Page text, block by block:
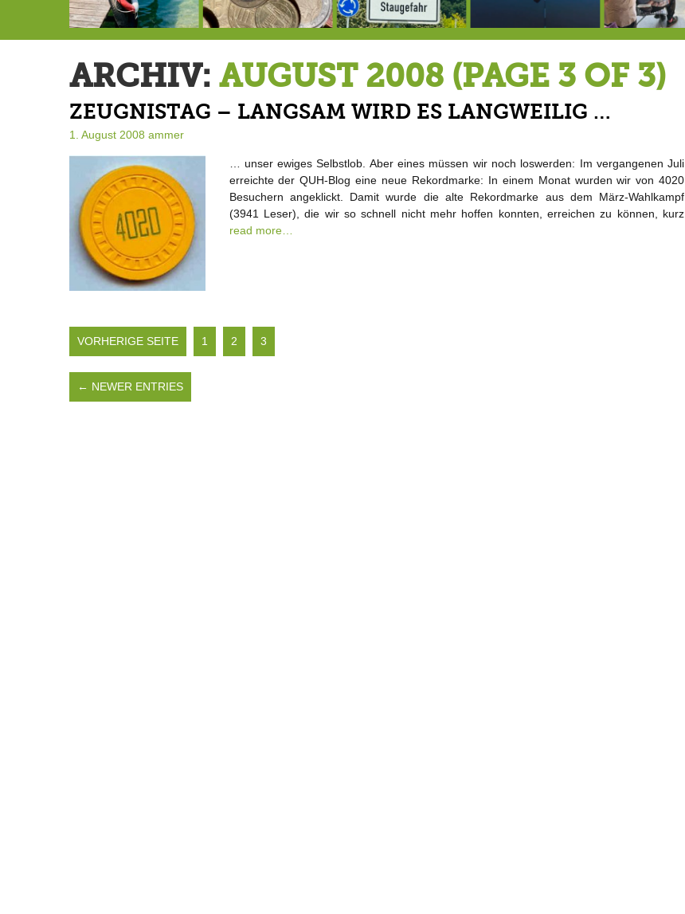
ARCHIV: AUGUST 2008 (PAGE 3 OF 3)
ZEUGNISTAG – LANGSAM WIRD ES LANGWEILIG …
1. August 2008 ammer
… unser ewiges Selbstlob. Aber eines müssen wir noch loswerden: Im vergangenen Juli
erreichte der QUH-Blog eine neue Rekordmarke: In einem Monat wurden wir von 4020
Besuchern angeklickt. Damit wurde die alte Rekordmarke aus dem März-Wahlkampf
(3941 Leser), die wir so schnell nicht mehr hoffen konnten, erreichen zu können, kurz
read more…
VORHERIGE SEITE 1 2 3
← NEWER ENTRIES